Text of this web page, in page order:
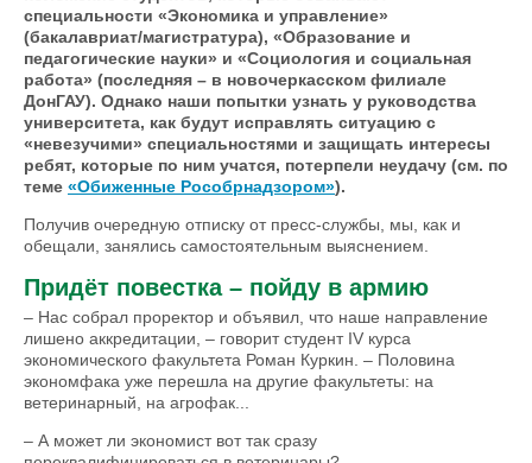
специальности «Экономика и управление»
(бакалавриат/магистратура), «Образование и
педагогические науки» и «Социология и социальная
работа» (последняя – в новочеркасском филиале
ДонГАУ). Однако наши попытки узнать у руководства
университета, как будут исправлять ситуацию с
«невезучими» специальностями и защищать интересы
ребят, которые по ним учатся, потерпели неудачу (см. по
теме «Обиженные Рособрнадзором»).
Получив очередную отпис­ку от пресс-службы, мы, как и
обещали, занялись самостоятельным выяснением.
Придёт повестка – пойду в армию
– Нас собрал проректор и объявил, что наше направление
лишено аккредитации, – говорит студент IV курса
экономического факультета Роман Куркин. – Половина
экономфака уже перешла на другие факультеты: на
ветеринарный, на агрофак...
– А может ли экономист вот так сразу